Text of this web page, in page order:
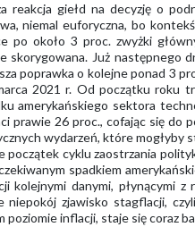
reakcja giełd na decyzję o
niemal euforyczna, bo
po około 3 proc. zwyżki
skorygowana. Już następnego
poprawka o kolejne ponad 3
2021 r. Od początku roku
amerykańskiego sektora
prawie 26 proc., cofając się do
wydarzeń, które mogłyby
początek cyklu zaostrzania
spadkiem
kolejnymi danymi, płynącymi
niepokój zjawisko stagflacji,
poziomie inflacji, staje się coraz